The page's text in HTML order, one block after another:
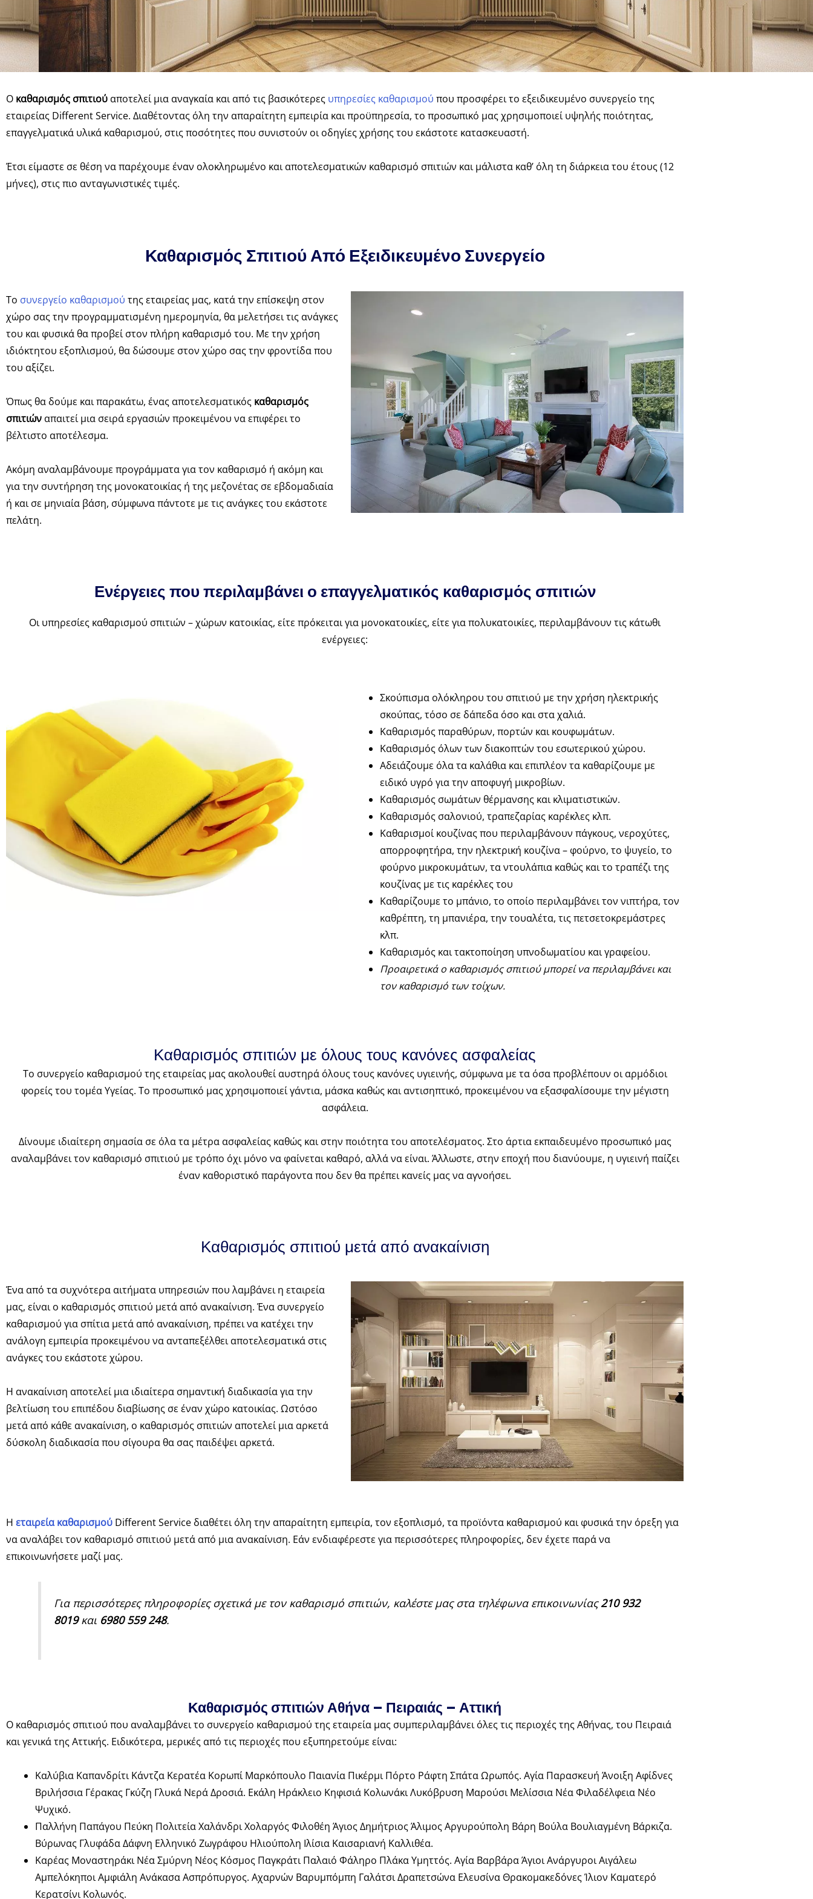
Ο καθαρισμός σπιτιούαποτελεί μια αναγκαία και από τις βασικότερες υπηρεσίες καθαρισμού που προσφέρει το εξειδικευμένο συνεργείο της
εταιρείας Different Service. Διαθέτοντας όλη την απαραίτητη εμπειρία και προϋπηρεσία, το προσωπικό μας χρησιμοποιεί υψηλής ποιότητας,
επαγγελματικά υλικά καθαρισμού, στις ποσότητες που συνιστούν οι οδηγίες χρήσης του εκάστοτε κατασκευαστή.
Έτσι είμαστε σε θέση να παρέχουμε έναν ολοκληρωμένο και αποτελεσματικών καθαρισμό σπιτιών και μάλιστα καθ’ όλη τη διάρκεια του έτους (12
μήνες), στις πιο ανταγωνιστικές τιμές.
Καθαρισμός Σπιτιού Από Εξειδικευμένο Συνεργείο
Το συνεργείο καθαρισμού της εταιρείας μας, κατά την επίσκεψη στον
χώρο σας την προγραμματισμένη ημερομηνία, θα μελετήσει τις ανάγκες
του και φυσικά θα προβεί στον πλήρη καθαρισμό του. Με την χρήση
ιδιόκτητου εξοπλισμού, θα δώσουμε στον χώρο σας την φροντίδα που
του αξίζει.
Όπως θα δούμε και παρακάτω, ένας αποτελεσματικός καθαρισμός
σπιτιώναπαιτεί μια σειρά εργασιών προκειμένου να επιφέρει το
βέλτιστο αποτέλεσμα.
Ακόμη αναλαμβάνουμε προγράμματα για τον καθαρισμό ή ακόμη και
για την συντήρηση της μονοκατοικίας ή της μεζονέτας σε εβδομαδιαία
ή και σε μηνιαία βάση, σύμφωνα πάντοτε με τις ανάγκες του εκάστοτε
πελάτη.
Ενέργειες που περιλαμβάνει ο επαγγελματικός καθαρισμός σπιτιών
Οι υπηρεσίες καθαρισμού σπιτιών – χώρων κατοικίας, είτε πρόκειται για μονοκατοικίες, είτε για πολυκατοικίες, περιλαμβάνουν τις κάτωθι
ενέργειες:
Σκούπισμα ολόκληρου του σπιτιού με την χρήση ηλεκτρικής
σκούπας, τόσο σε δάπεδα όσο και στα χαλιά.
Καθαρισμός παραθύρων, πορτών και κουφωμάτων.
Καθαρισμός όλων των διακοπτών του εσωτερικού χώρου.
Αδειάζουμε όλα τα καλάθια και επιπλέον τα καθαρίζουμε με
ειδικό υγρό για την αποφυγή μικροβίων.
Καθαρισμός σωμάτων θέρμανσης και κλιματιστικών.
Καθαρισμός σαλονιού, τραπεζαρίας καρέκλες κλπ.
Καθαρισμοί κουζίνας που περιλαμβάνουν πάγκους, νεροχύτες,
απορροφητήρα, την ηλεκτρική κουζίνα – φούρνο, το ψυγείο, το
φούρνο μικροκυμάτων, τα ντουλάπια καθώς και το τραπέζι της
κουζίνας με τις καρέκλες του
Καθαρίζουμε το μπάνιο, το οποίο περιλαμβάνει τον νιπτήρα, τον
καθρέπτη, τη μπανιέρα, την τουαλέτα, τις πετσετοκρεμάστρες
κλπ.
Καθαρισμός και τακτοποίηση υπνοδωματίου και γραφείου.
Προαιρετικά ο καθαρισμός σπιτιού μπορεί να περιλαμβάνει και
τον καθαρισμό των τοίχων.
Καθαρισμός σπιτιών με όλους τους κανόνες ασφαλείας
Το συνεργείο καθαρισμού της εταιρείας μας ακολουθεί αυστηρά όλους τους κανόνες υγιεινής, σύμφωνα με τα όσα προβλέπουν οι αρμόδιοι
φορείς του τομέα Υγείας. Το προσωπικό μας χρησιμοποιεί γάντια, μάσκα καθώς και αντισηπτικό, προκειμένου να εξασφαλίσουμε την μέγιστη
ασφάλεια.
Δίνουμε ιδιαίτερη σημασία σε όλα τα μέτρα ασφαλείας καθώς και στην ποιότητα του αποτελέσματος. Στο άρτια εκπαιδευμένο προσωπικό μας
αναλαμβάνει τον καθαρισμό σπιτιού με τρόπο όχι μόνο να φαίνεται καθαρό, αλλά να είναι. Άλλωστε, στην εποχή που διανύουμε, η υγιεινή παίζει
έναν καθοριστικό παράγοντα που δεν θα πρέπει κανείς μας να αγνοήσει.
Καθαρισμός σπιτιού μετά από ανακαίνιση
Ένα από τα συχνότερα αιτήματα υπηρεσιών που λαμβάνει η εταιρεία
μας, είναι ο καθαρισμός σπιτιού μετά από ανακαίνιση. Ένα συνεργείο
καθαρισμού για σπίτια μετά από ανακαίνιση, πρέπει να κατέχει την
ανάλογη εμπειρία προκειμένου να ανταπεξέλθει αποτελεσματικά στις
ανάγκες του εκάστοτε χώρου.
Η ανακαίνιση αποτελεί μια ιδιαίτερα σημαντική διαδικασία για την
βελτίωση του επιπέδου διαβίωσης σε έναν χώρο κατοικίας. Ωστόσο
μετά από κάθε ανακαίνιση, ο καθαρισμός σπιτιών αποτελεί μια αρκετά
δύσκολη διαδικασία που σίγουρα θα σας παιδέψει αρκετά.
Η εταιρεία καθαρισμού Different Service διαθέτει όλη την απαραίτητη εμπειρία, τον εξοπλισμό, τα προϊόντα καθαρισμού και φυσικά την όρεξη για
να αναλάβει τον καθαρισμό σπιτιού μετά από μια ανακαίνιση. Εάν ενδιαφέρεστε για περισσότερες πληροφορίες, δεν έχετε παρά να
επικοινωνήσετε μαζί μας.
Για περισσότερες πληροφορίες σχετικά με τον καθαρισμό σπιτιών, καλέστε μας στα τηλέφωνα επικοινωνίας210 932
8019και 6980 559 248.
Καθαρισμός σπιτιών Αθήνα – Πειραιάς – Αττική
Ο καθαρισμός σπιτιού που αναλαμβάνει το συνεργείο καθαρισμού της εταιρεία μας συμπεριλαμβάνει όλες τις περιοχές της Αθήνας, του Πειραιά
και γενικά της Αττικής. Ειδικότερα, μερικές από τις περιοχές που εξυπηρετούμε είναι:
Καλύβια Καπανδρίτι Κάντζα Κερατέα Κορωπί Μαρκόπουλο Παιανία Πικέρμι Πόρτο Ράφτη Σπάτα Ωρωπός. Αγία Παρασκευή Άνοιξη Αφίδνες
Βριλήσσια Γέρακας Γκύζη Γλυκά Νερά Δροσιά. Εκάλη Ηράκλειο Κηφισιά Κολωνάκι Λυκόβρυση Μαρούσι Μελίσσια Νέα Φιλαδέλφεια Νέο
Ψυχικό.
Παλλήνη Παπάγου Πεύκη Πολιτεία Χαλάνδρι Χολαργός Φιλοθέη Άγιος Δημήτριος Άλιμος Αργυρούπολη Βάρη Βούλα Βουλιαγμένη Βάρκιζα.
Βύρωνας Γλυφάδα Δάφνη Ελληνικό Ζωγράφου Ηλιούπολη Ιλίσια Καισαριανή Καλλιθέα.
Καρέας Μοναστηράκι Νέα Σμύρνη Νέος Κόσμος Παγκράτι Παλαιό Φάληρο Πλάκα Υμηττός. Αγία Βαρβάρα Άγιοι Ανάργυροι Αιγάλεω
Αμπελόκηποι Αμφιάλη Ανάκασα Ασπρόπυργος. Αχαρνών Βαρυμπόμπη Γαλάτσι Δραπετσώνα Ελευσίνα Θρακομακεδόνες Ίλιον Καματερό
Κερατσίνι Κολωνός.